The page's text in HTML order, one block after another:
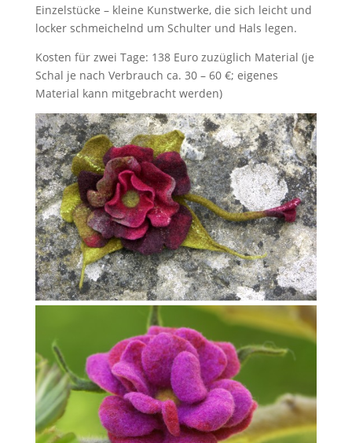
Einzelstücke – kleine Kunstwerke, die sich leicht und
locker schmeichelnd um Schulter und Hals legen.
Kosten für zwei Tage: 138 Euro zuzüglich Material (je
Schal je nach Verbrauch ca. 30 – 60 €; eigenes
Material kann mitgebracht werden)